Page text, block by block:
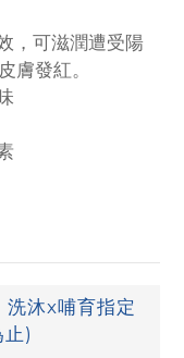
，可滋潤遭受陽
膚發紅。
洗沐x哺育指定
)